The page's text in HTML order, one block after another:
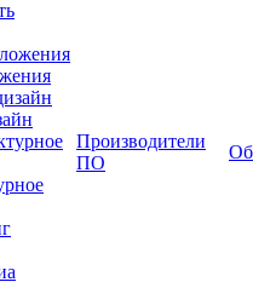
Производители
ПО